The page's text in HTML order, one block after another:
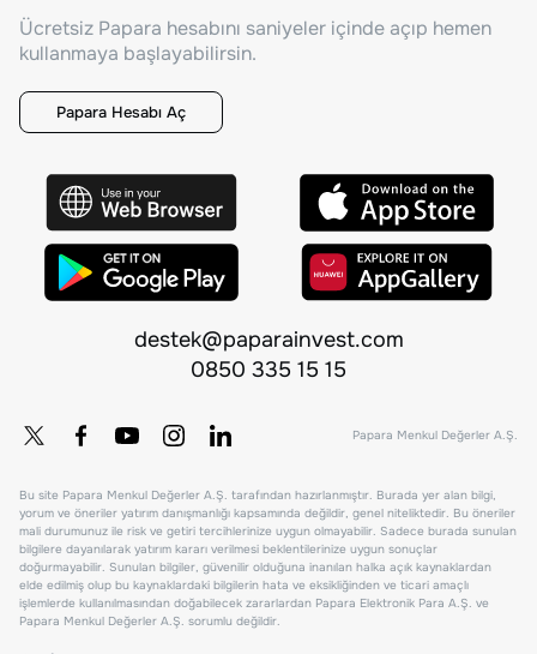
Ücretsiz Papara hesabını saniyeler içinde açıp hemen
kullanmaya başlayabilirsin.
Papara Hesabı Aç
destek@paparainvest.com
0850 335 15 15
Papara Menkul Değerler A.Ş.
Bu site Papara Menkul Değerler A.Ş. tarafından hazırlanmıştır. Burada yer alan bilgi,
yorum ve öneriler yatırım danışmanlığı kapsamında değildir, genel niteliktedir. Bu öneriler
mali durumunuz ile risk ve getiri tercihlerinize uygun olmayabilir. Sadece burada sunulan
bilgilere dayanılarak yatırım kararı verilmesi beklentilerinize uygun sonuçlar
doğurmayabilir. Sunulan bilgiler, güvenilir olduğuna inanılan halka açık kaynaklardan
elde edilmiş olup bu kaynaklardaki bilgilerin hata ve eksikliğinden ve ticari amaçlı
işlemlerde kullanılmasından doğabilecek zararlardan Papara Elektronik Para A.Ş. ve
Papara Menkul Değerler A.Ş. sorumlu değildir.